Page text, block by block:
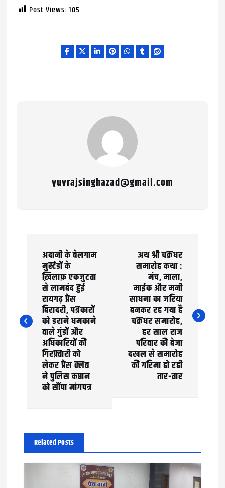
Post Views: 105
yuvrajsinghazad@gmail.com
n
अदानी के बेलगाम
मुस्टंडों के
ख़िलाफ़ एकजुटता
से लामबंद हुई
रायगढ़ प्रेस
बिरादरी, पत्रकारों
को डराने धमकाने
वाले गुंडों और
अधिकारियों की
गिरफ़्तारी को
लेकर प्रेस क्लब
ने पुलिस कप्तान
को सौंपा मांगपत्र
अथ श्री चक्रधर
समारोह कथा :
मंच, माला,
माईक और मनी
साधना का जरिया
बनकर रह गया है
चक्रधर समारोह,
हर साल राज
परिवार की बेजा
दखल से समारोह
की गरिमा हो रही
तार-तार
Related Posts